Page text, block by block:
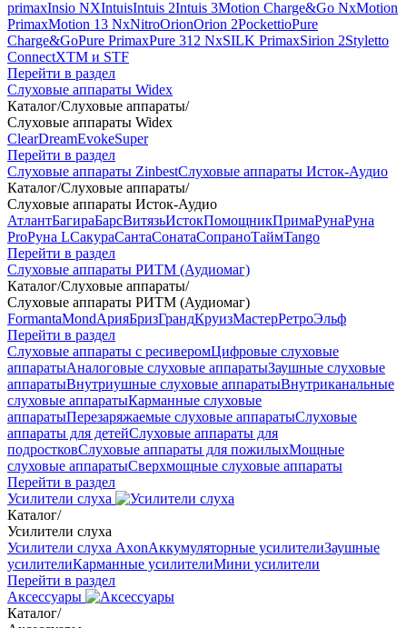
primaxInsio NXIntuisIntuis 2Intuis 3Motion Charge&Go NxMotion
PrimaxMotion 13 NxNitroOrionOrion 2PockettioPure
Charge&GoPure PrimaxPure 312 NxSILK PrimaxSirion 2Styletto
ConnectXTM и STF
Перейти в раздел
Слуховые аппараты Widex
Каталог/Слуховые аппараты/
Слуховые аппараты Widex
ClearDreamEvokeSuper
Перейти в раздел
Слуховые аппараты ZinbestСлуховые аппараты Исток-Аудио
Каталог/Слуховые аппараты/
Слуховые аппараты Исток-Аудио
АтлантБагираБарсВитязьИстокПомощникПримаРунаРуна
ProРуна LСакураСантаСонатаСопраноТаймTango
Перейти в раздел
Слуховые аппараты РИТМ (Аудиомаг)
Каталог/Слуховые аппараты/
Слуховые аппараты РИТМ (Аудиомаг)
FormantaMondАрияБризГрандКруизМастерРетроЭльф
Перейти в раздел
Слуховые аппараты с ресиверомЦифровые слуховые
аппаратыАналоговые слуховые аппаратыЗаушные слуховые
аппаратыВнутриушные слуховые аппаратыВнутриканальные
слуховые аппаратыКарманные слуховые
аппаратыПерезаряжаемые слуховые аппаратыСлуховые
аппараты для детейСлуховые аппараты для
подростковСлуховые аппараты для пожилыхМощные
слуховые аппаратыСверхмощные слуховые аппараты
Перейти в раздел
Усилители слуха
Каталог/
Усилители слуха
Усилители слуха AxonАккумуляторные усилителиЗаушные
усилителиКарманные усилителиМини усилители
Перейти в раздел
Аксессуары
Каталог/